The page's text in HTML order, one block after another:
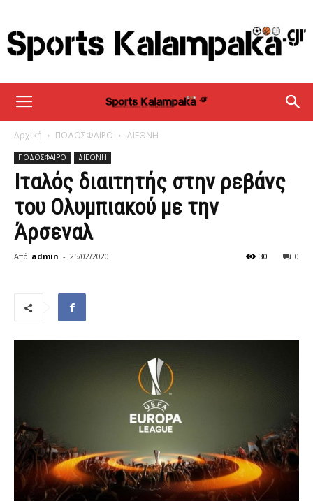
sportskalampaka
Αρχική ΠΟΔΟΣΦΑΙΡΟ ΔΙΕΘΝΗ
ΠΟΔΟΣΦΑΙΡΟ ΔΙΕΘΝΗ
Ιταλός διαιτητής στην ρεβάνς
του Ολυμπιακού με την
Άρσεναλ
Από admin - 25/02/2020 0
30